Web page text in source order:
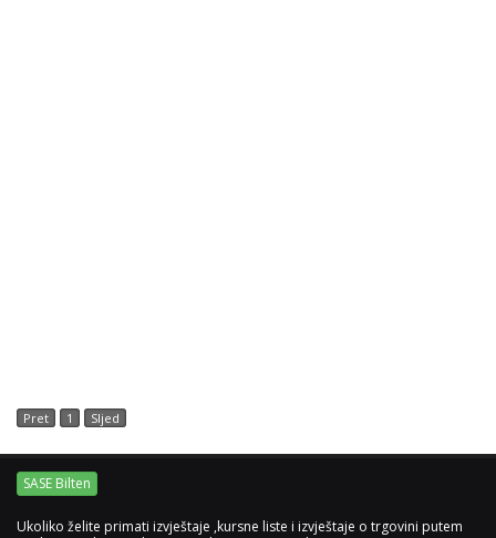
Pret 1 Sljed
SASE Bilten
Ukoliko želite primati izvještaje ,kursne liste i izvještaje o trgovini putem